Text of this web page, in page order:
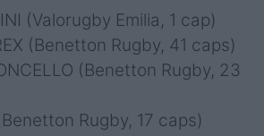
(Valorugby Emilia, 1 cap)
(Benetton Rugby, 41 caps)
(Benetton Rugby, 23
Rugby, 17 caps)